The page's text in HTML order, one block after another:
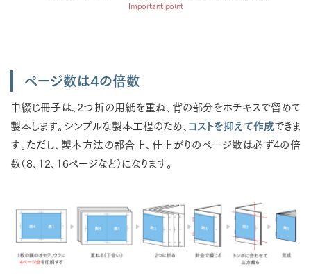
Important point
ページ数は4の倍数
中綴じ冊子は、2つ折の用紙を重ね、背の部分をホチキスで留めて
製本します。シンプルな製本工程のため、 コストを抑えて作成できま
す。ただし、製本方法の都合上、仕上がりのページ数は必ず4の倍
数（8、12、16ページなど）になります。